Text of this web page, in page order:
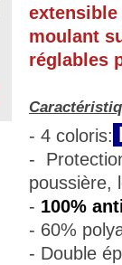
moulant
réglables
- 4 coloris:
-
poussière,
- 100%
- 60%
- Double